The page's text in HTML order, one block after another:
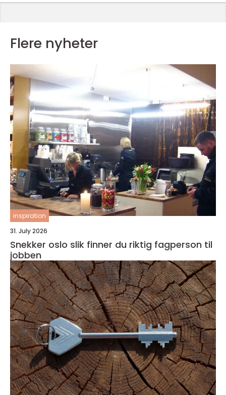
Flere nyheter
inspiration
31. July 2026
Snekker oslo slik finner du riktig fagperson til
jobben